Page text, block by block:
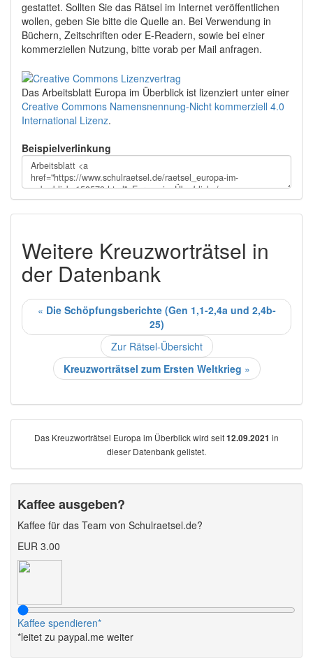
gestattet. Sollten Sie das Rätsel im Internet veröffentlichen
wollen, geben Sie bitte die Quelle an. Bei Verwendung in
Büchern, Zeitschriften oder E-Readern, sowie bei einer
kommerziellen Nutzung, bitte vorab per Mail anfragen.
Das Arbeitsblatt Europa im Überblick ist lizenziert unter einer
Creative Commons Namensnennung-Nicht kommerziell 4.0
International Lizenz.
Beispielverlinkung
Weitere Kreuzworträtsel in
der Datenbank
« Die Schöpfungsberichte (Gen 1,1-2,4a und 2,4b-
25)
Zur Rätsel-Übersicht
Kreuzworträtsel zum Ersten Weltkrieg »
Das Kreuzworträtsel Europa im Überblick wird seit12.09.2021 in
dieser Datenbank gelistet.
Kaffee ausgeben?
Kaffee für das Team von Schulraetsel.de?
EUR 3.00
Kaffee spendieren*
*leitet zu paypal.me weiter